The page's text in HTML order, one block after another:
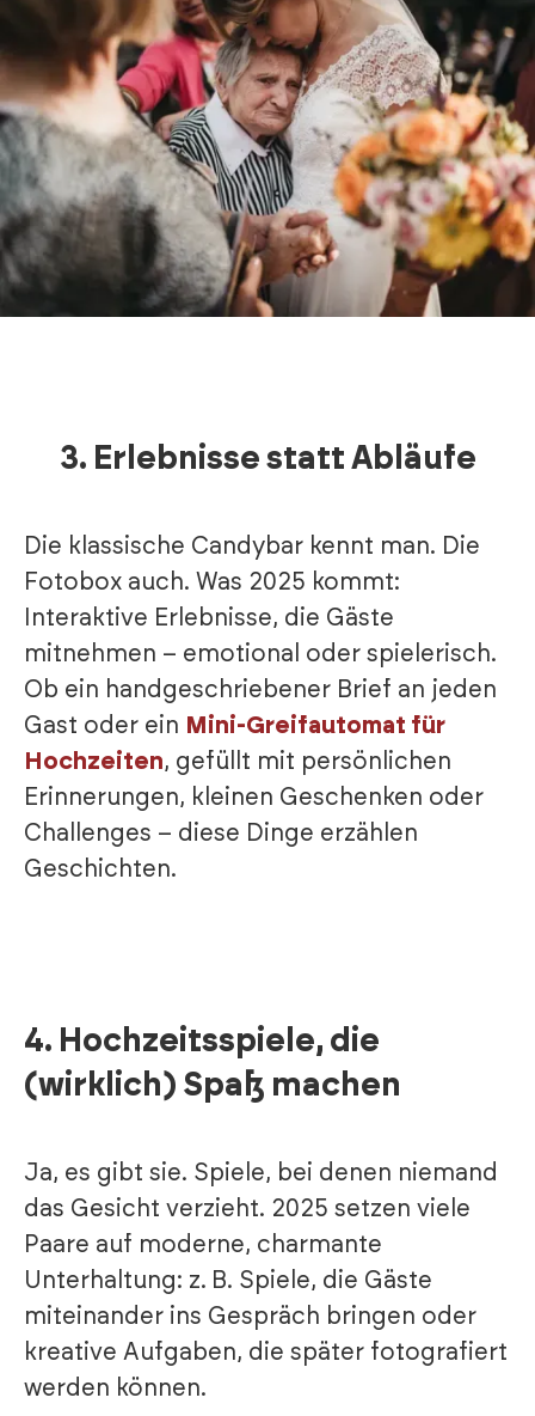
3. Erlebnisse statt Abläufe
Die klassische Candybar kennt man. Die
Fotobox auch. Was 2025 kommt:
Interaktive Erlebnisse, die Gäste
mitnehmen – emotional oder spielerisch.
Ob ein handgeschriebener Brief an jeden
Gast oder ein Mini-Greifautomat für
Hochzeiten, gefüllt mit persönlichen
Erinnerungen, kleinen Geschenken oder
Challenges – diese Dinge erzählen
Geschichten.
4. Hochzeitsspiele, die
(wirklich) Spaß machen
Ja, es gibt sie. Spiele, bei denen niemand
das Gesicht verzieht. 2025 setzen viele
Paare auf moderne, charmante
Unterhaltung: z. B. Spiele, die Gäste
miteinander ins Gespräch bringen oder
kreative Aufgaben, die später fotografiert
werden können.